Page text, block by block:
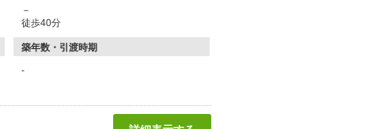
－
徒歩40分
築年数・引渡時期
-